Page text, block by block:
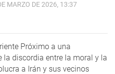
MARZO DE 2026, 13:37
Próximo a una
la discordia entre la moral y la
a Irán y sus vecinos